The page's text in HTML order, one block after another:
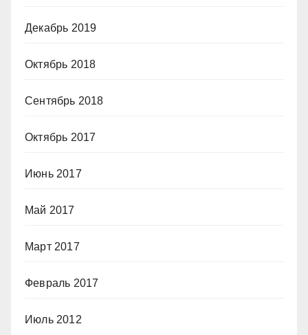
Декабрь 2019
Октябрь 2018
Сентябрь 2018
Октябрь 2017
Июнь 2017
Май 2017
Март 2017
Февраль 2017
Июль 2012